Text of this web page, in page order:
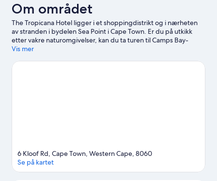
Om området
The Tropicana Hotel ligger i et shoppingdistrikt og i nærheten
av stranden i bydelen Sea Point i Cape Town. Er du på utkikk
etter vakre naturomgivelser, kan du ta turen til Camps Bay-
stranden og Taffelberget. Er du på utkikk etter et arrangement
spennende på Cape Town stadion eller Newlands stadion.
Vis mer
6 Kloof Rd, Cape Town, Western Cape, 8060
Se på kartet